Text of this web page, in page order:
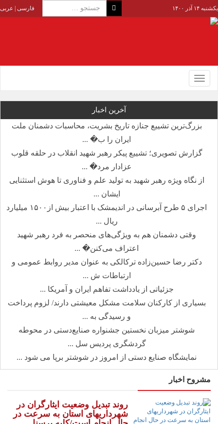
یکشنبه ۱۴ آذر ۱۴۰۰ فارسی عربی
Toggle
navigation
آخرین اخبار
بزرگ‌ترین تشییع جنازه تاریخ بشریت، محاسبات دشمنان ملت
ایران را ب� ...
گزارش تصویری؛ تشییع پیکر رهبر شهید انقلاب در حلقه قلوب
عزادار مرد� ...
از نگاه ویژه رهبر شهید به تولید علم و فناوری تا هوش استثنایی
ایشان ...
اجرای ۵ طرح آبرسانی در اندیمشک با اعتبار بیش از۱۵۰۰ میلیارد
ریال ...
وقتی دشمنان هم به ویژگی‌های منحصر به فرد رهبر شهید
اعتراف می‌کنن� ...
دکتر رضا حسین‌زاده ترکالکی به عنوان مدیر روابط عمومی و
ارتباطات ش ...
جزئیاتی از یادداشت تفاهم ایران و آمریکا ...
بسیاری از کارکنان سلامت مشکل معیشتی دارند/ لزوم پرداخت
و رسیدگی به ...
شوشتر میزبان نخستین جشنواره صنایع‌دستی در محوطه
گردشگری پردیس سل ...
نمایشگاه صنایع دستی از امروز در شوشتر برپا می شود ...
مشروح اخبار
روند تبدیل وضعیت ایثارگران در
شهرداریهای استان به سرعت در